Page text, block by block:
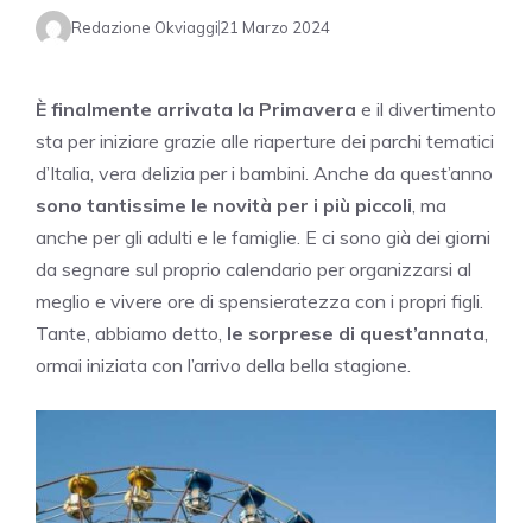
Redazione Okviaggi21 Marzo 2024
È finalmente arrivata la Primavera e il divertimento
sta per iniziare grazie alle riaperture dei parchi tematici
d’Italia, vera delizia per i bambini. Anche da quest’anno
sono tantissime le novità per i più piccoli , ma
anche per gli adulti e le famiglie. E ci sono già dei giorni
da segnare sul proprio calendario per organizzarsi al
meglio e vivere ore di spensieratezza con i propri figli.
Tante, abbiamo detto, le sorprese di quest’annata
ormai iniziata con l’arrivo della bella stagione.